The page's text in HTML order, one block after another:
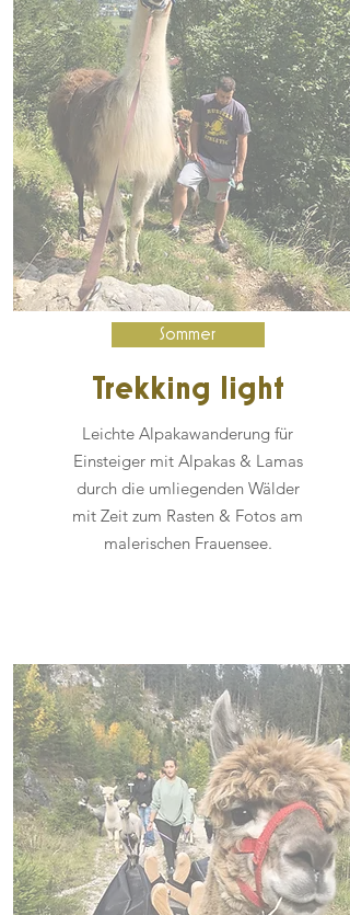
Sommer
Trekking light
Leichte Alpakawanderung für
Einsteiger mit Alpakas & Lamas
durch die umliegenden Wälder
mit Zeit zum Rasten & Fotos am
malerischen Frauensee.